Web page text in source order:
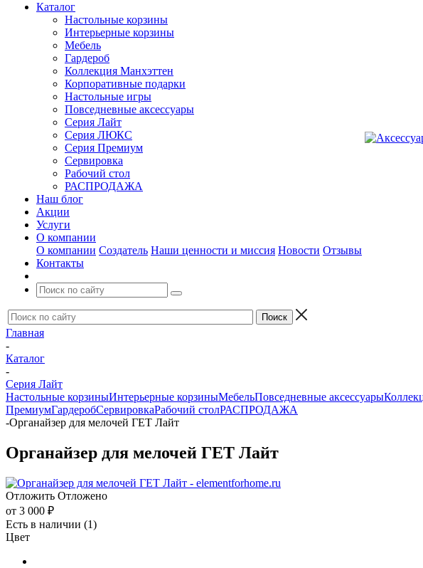
Каталог
Настольные корзины
Интерьерные корзины
Мебель
Гардероб
Коллекция Манхэттен
Корпоративные подарки
Настольные игры
Повседневные аксессуары
Серия Лайт
Серия ЛЮКС
Серия Премиум
Сервировка
Рабочий стол
РАСПРОДАЖА
Наш блог
Акции
Услуги
О компании
О компании Создатель Наши ценности и миссия Новости Отзывы
Контакты
Главная
-
Каталог
-
Серия Лайт
Настольные корзиныИнтерьерные корзиныМебельПовседневные аксессуары
ПремиумГардеробСервировкаРабочий столРАСПРОДАЖА
-Органайзер для мелочей ГЕТ Лайт
Органайзер для мелочей ГЕТ Лайт
Отложить Отложено
от 3 000 ₽
Есть в наличии (1)
Цвет